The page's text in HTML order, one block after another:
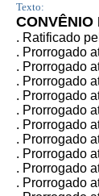
Texto:
CONVÊNIO
. Ratificado
. Prorrogado
. Prorrogado
. Prorrogado
. Prorrogado
. Prorrogado
. Prorrogado
. Prorrogado
. Prorrogado
. Prorrogado
. Prorrogado